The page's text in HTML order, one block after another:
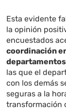
Esta evidente
la opinión
encuestados
coordinación
departamentos
las que el
con los demás
seguras a la
transformación